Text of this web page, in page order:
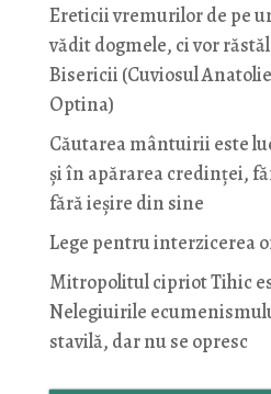
Ereticii vremurilor de pe
vădit dogmele, ci vor
Bisericii (Cuviosul
Optina)
Căutarea mântuirii este
și în apărarea credinței,
fără ieșire din sine
Lege pentru interzicerea
Mitropolitul cipriot Tihic
Nelegiuirile
stavilă, dar nu se opresc